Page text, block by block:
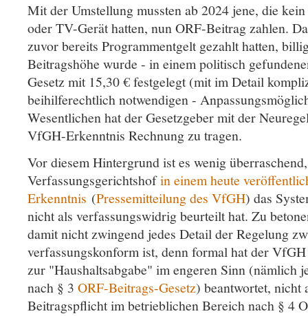
Mit der Umstellung mussten ab 2024 jene, die
oder TV-Gerät hatten, nun ORF-Beitrag zahlen.
zuvor bereits Programmentgelt gezahlt hatten,
Beitragshöhe wurde - in einem politisch
Gesetz mit 15,30 € festgelegt (mit im Detail
beihilferechtlich notwendigen -
Wesentlichen hat der Gesetzgeber mit der
VfGH-Erkenntnis Rechnung zu tragen.
Vor diesem Hintergrund ist es wenig
Verfassungsgerichtshofin einem heute
Erkenntnis (Pressemitteilung des VfGH) das
nicht als verfassungswidrig beurteilt hat. Zu
damit nicht zwingend jedes Detail der Regelung
verfassungskonform ist, denn formal hat der
zur "Haushaltsabgabe" im engeren Sinn (nämlich
nach § 3 ORF-Beitrags-Gesetz) beantwortet, nicht
Beitragspflicht im betrieblichen Bereich nach § 4